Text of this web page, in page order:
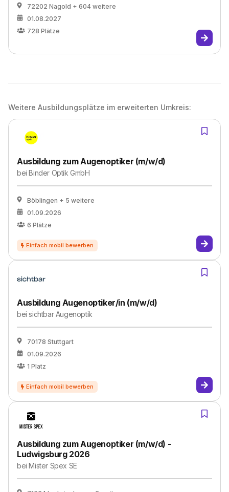
72202 Nagold + 604 weitere
01.08.2027
728 Plätze
Weitere Ausbildungsplätze im erweiterten Umkreis:
Ausbildung zum Augenoptiker (m/w/d)
beiBinder Optik GmbH
Böblingen + 5 weitere
01.09.2026
6 Plätze
Ausbildung Augenoptiker/in (m/w/d)
beisichtbar Augenoptik
70178 Stuttgart
01.09.2026
1 Platz
Ausbildung zum Augenoptiker (m/w/d) -
Ludwigsburg 2026
beiMister Spex SE